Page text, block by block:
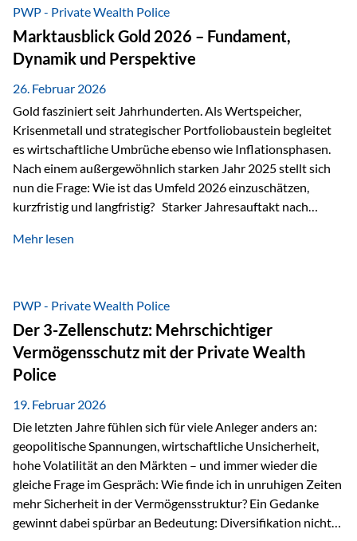
unbürokratisch übertragen, ohne ausschließlich auf ein
Testament angewiesen zu sein? Wenn klassische Lösungen
nicht ausreichen Traditionelle Nachlassregelungen stoßen
oft…
PWP - Private Wealth Police
Marktausblick Gold 2026 – Fundament,
Dynamik und Perspektive
26. Februar 2026
Gold fasziniert seit Jahrhunderten. Als Wertspeicher,
Krisenmetall und strategischer Portfoliobaustein begleitet
es wirtschaftliche Umbrüche ebenso wie Inflationsphasen.
Nach einem außergewöhnlich starken Jahr 2025 stellt sich
nun die Frage: Wie ist das Umfeld 2026 einzuschätzen,
kurzfristig und langfristig? Starker Jahresauftakt nach
Dynamik in das Jahr 2026 gestartet. Zwischen dem
Währungen: +11,5 % Bereits 2025 war ein außergewöhnlich
starkes Jahr: +64,4 % in USD Durchschnitt über alle
Währungen: +56,6 % Langfristig zeigt sich ebenfalls ein
solides…
Mehr lesen
PWP - Private Wealth Police
Der 3-Zellenschutz: Mehrschichtiger
Vermögensschutz mit der Private Wealth
Police
19. Februar 2026
Die letzten Jahre fühlen sich für viele Anleger anders an:
geopolitische Spannungen, wirtschaftliche Unsicherheit,
hohe Volatilität an den Märkten – und immer wieder die
gleiche Frage im Gespräch: Wie finde ich in unruhigen Zeiten
mehr Sicherheit in der Vermögensstruktur? Ein Gedanke
gewinnt dabei spürbar an Bedeutung: Diversifikation nicht